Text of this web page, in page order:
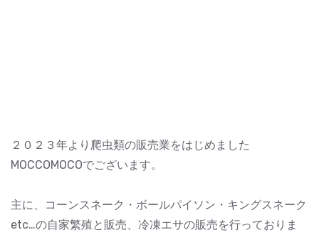
２０２３年より爬虫類の販売業をはじめました
MOCCOMOCOでございます。
主に、コーンスネーク・ボールパイソン・キングスネーク
etc…の自家繁殖と販売、冷凍エサの販売を行っておりま